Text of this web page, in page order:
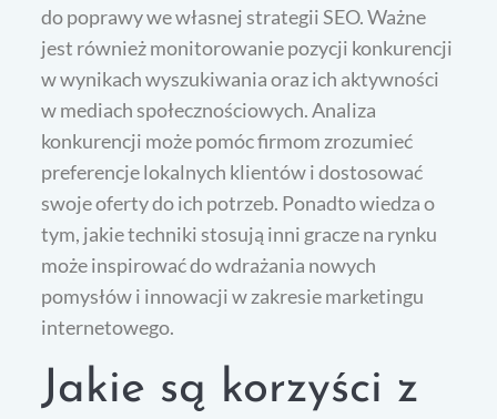
do poprawy we własnej strategii SEO. Ważne
jest również monitorowanie pozycji konkurencji
w wynikach wyszukiwania oraz ich aktywności
w mediach społecznościowych. Analiza
konkurencji może pomóc firmom zrozumieć
preferencje lokalnych klientów i dostosować
swoje oferty do ich potrzeb. Ponadto wiedza o
tym, jakie techniki stosują inni gracze na rynku
może inspirować do wdrażania nowych
pomysłów i innowacji w zakresie marketingu
internetowego.
Jakie są korzyści z